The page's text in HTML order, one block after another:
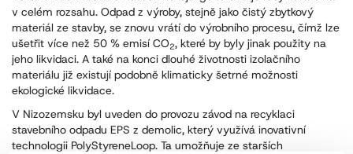
v celém rozsahu. Odpad z výroby, stejně jako čistý zbytkový
materiál ze stavby, se znovu vrátí do výrobního procesu, čímž lze
ušetřit více než 50 % emisí CO2, které by byly jinak použity na
jeho likvidaci. A také na konci dlouhé životnosti izolačního
materiálu již existují podobně klimaticky šetrné možnosti
ekologické likvidace.
V Nizozemsku byl uveden do provozu závod na recyklaci
stavebního odpadu EPS z demolic, který využívá inovativní
technologii PolyStyreneLoop. Ta umožňuje ze starších